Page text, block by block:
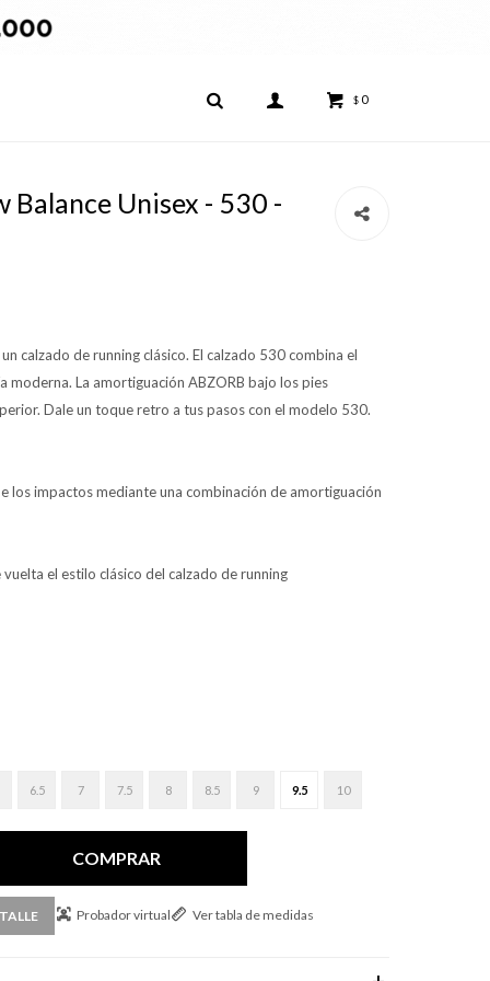
$ 0
Balance Unisex - 530 -
calzado de running clásico. El calzado 530 combina el
moderna. La amortiguación ABZORB bajo los pies
Dale un toque retro a tus pasos con el modelo 530.
los impactos mediante una combinación de amortiguación
el estilo clásico del calzado de running
6.5 7 7.5 8 8.5 9 9.5 10
COMPRAR
Probador virtual Ver tabla de medidas